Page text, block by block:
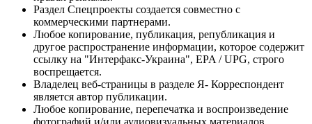
Раздел Спецпроекты создается совместно с
коммерческими партнерами.
Любое копирование, публикация, републикация и
другое распространение информации, которое содержит
ссылку на "Интерфакс-Украина", EPA / UPG, строго
воспрещается.
Владелец веб-страницы в разделе Я- Корреспондент
является автор публикации.
Любое копирование, перепечатка и воспроизведение